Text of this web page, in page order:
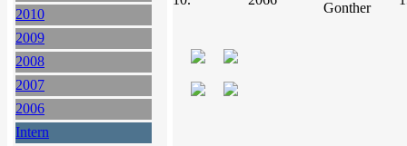
2010
2009
2008
2007
2006
Intern
Gonther